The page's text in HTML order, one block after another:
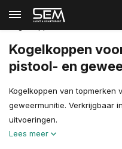
Terug Home
Kogelkoppen
pistool- en
Kogelkoppen van topmerken
geweermunitie. Verkrijgbaar
uitvoeringen.
Lees meer